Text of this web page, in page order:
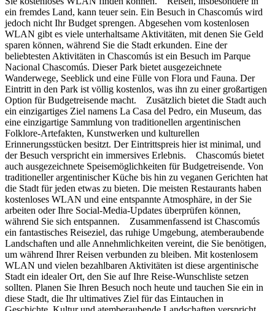
ein fremdes Land, kann teuer sein. Ein Besuch in Chascomús wird
jedoch nicht Ihr Budget sprengen. Abgesehen vom kostenlosen
WLAN gibt es viele unterhaltsame Aktivitäten, mit denen Sie Geld
sparen können, während Sie die Stadt erkunden. Eine der
beliebtesten Aktivitäten in Chascomús ist ein Besuch im Parque
Nacional Chascomús. Dieser Park bietet ausgezeichnete
Wanderwege, Seeblick und eine Fülle von Flora und Fauna. Der
Eintritt in den Park ist völlig kostenlos, was ihn zu einer großartigen
Option für Budgetreisende macht. Zusätzlich bietet die Stadt auch
ein einzigartiges Ziel namens La Casa del Pedro, ein Museum, das
eine einzigartige Sammlung von traditionellen argentinischen
Folklore-Artefakten, Kunstwerken und kulturellen
Erinnerungsstücken besitzt. Der Eintrittspreis hier ist minimal, und
der Besuch verspricht ein immersives Erlebnis. Chascomús bietet
auch ausgezeichnete Speisemöglichkeiten für Budgetreisende. Von
traditioneller argentinischer Küche bis hin zu veganen Gerichten hat
die Stadt für jeden etwas zu bieten. Die meisten Restaurants haben
kostenloses WLAN und eine entspannte Atmosphäre, in der Sie
arbeiten oder Ihre Social-Media-Updates überprüfen können,
während Sie sich entspannen. Zusammenfassend ist Chascomús
ein fantastisches Reiseziel, das ruhige Umgebung, atemberaubende
Landschaften und alle Annehmlichkeiten vereint, die Sie benötigen,
um während Ihrer Reisen verbunden zu bleiben. Mit kostenlosem
WLAN und vielen bezahlbaren Aktivitäten ist diese argentinische
Stadt ein idealer Ort, den Sie auf Ihre Reise-Wunschliste setzen
sollten. Planen Sie Ihren Besuch noch heute und tauchen Sie ein in
diese Stadt, die Ihr ultimatives Ziel für das Eintauchen in